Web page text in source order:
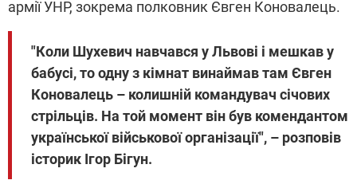
армії УНР, зокрема полковник Євген Коновалець.
"Коли Шухевич навчався у Львові і мешкав у
бабусі, то одну з кімнат винаймав там Євген
Коновалець – колишній командувач січових
стрільців. На той момент він був комендантом
української військової організації", – розповів
історик Ігор Бігун.